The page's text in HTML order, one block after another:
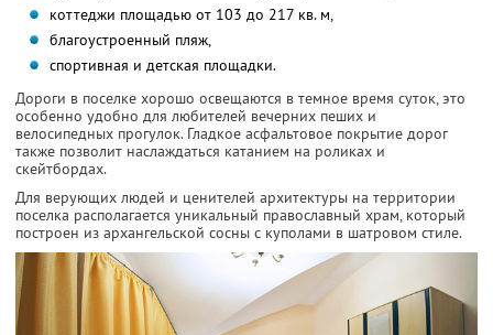
коттеджи площадью от 103 до 217 кв. м,
благоустроенный пляж,
спортивная и детская площадки.
Дороги в поселке хорошо освещаются в темное время суток, это
особенно удобно для любителей вечерних пеших и
велосипедных прогулок. Гладкое асфальтовое покрытие дорог
также позволит наслаждаться катанием на роликах и
скейтбордах.
Для верующих людей и ценителей архитектуры на территории
поселка располагается уникальный православный храм, который
построен из архангельской сосны с куполами в шатровом стиле.